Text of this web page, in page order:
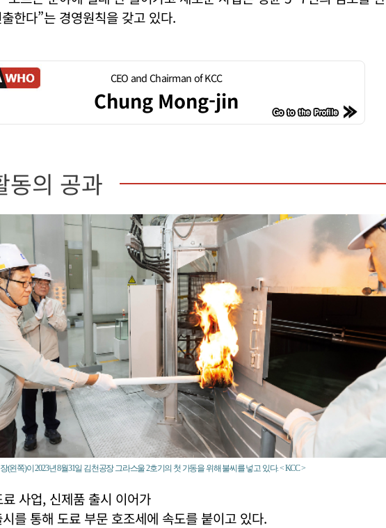
한다”는 경영원칙을 갖고 있다.
CEO and Chairman of KCC
Chung Mong-jin
동의 공과
왼쪽)이 2023년 8월31일 김천공장 그라스울 2호기의 첫 가동을 위해 불씨를 넣고 있다. < KCC >
사업, 신제품 출시 이어가
를 통해 도료 부문 호조세에 속도를 붙이고 있다.